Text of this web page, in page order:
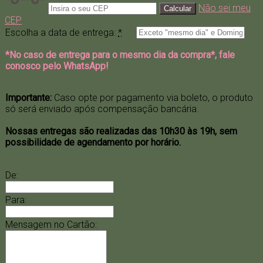
Não sei meu
CEP
Escolha a data de entrega: *
*No caso de entrega para o mesmo dia da compra*, fale
conosco pelo WhatsApp!
Importante: Caso opte por pagamento via boleto, o produto
só será enviado após compensação bancária.
Nossas entregas são realizadas das 10h30 às 19h, sem
possibilidade de agendamento por horário.
De:
Para:
Mensagem no Cartão: